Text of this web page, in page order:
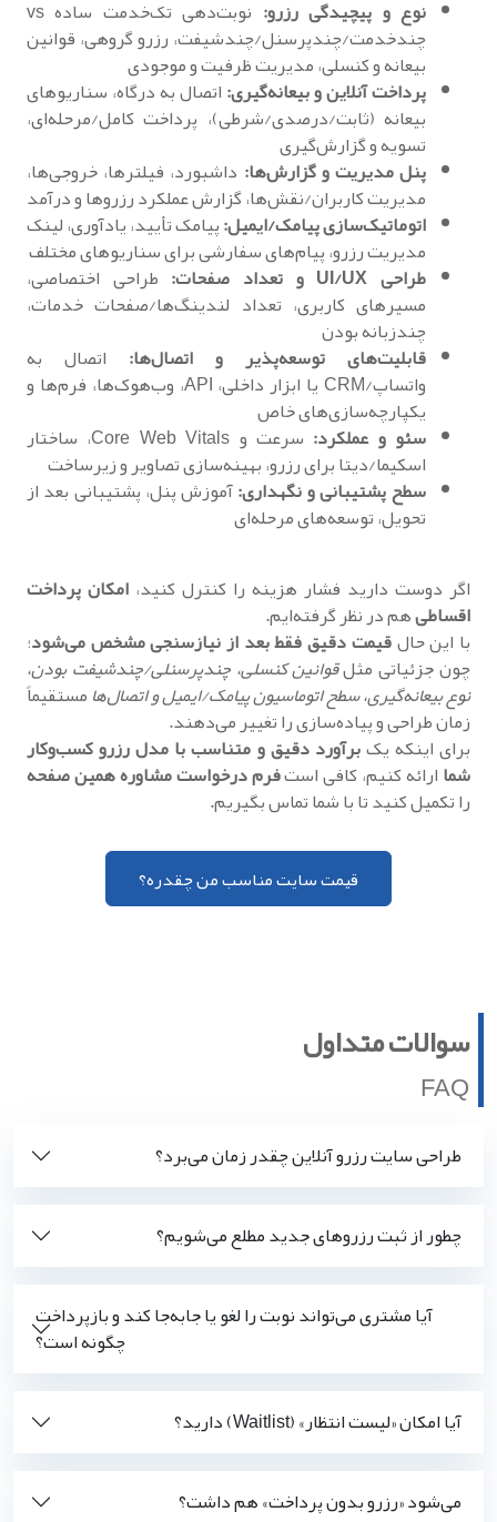
نوع و پیچیدگی رزرو: نوبت‌دهی تک‌خدمت ساده vs
چندخدمت/چندپرسنل/چندشیفت، رزرو گروهی، قوانین
بیعانه و کنسلی، مدیریت ظرفیت و موجودی
پرداخت آنلاین و بیعانه‌گیری:اتصال به درگاه، سناریوهای
بیعانه (ثابت/درصدی/شرطی)، پرداخت کامل/مرحله‌ای،
تسویه و گزارش‌گیری
پنل مدیریت و گزارش‌ها: داشبورد، فیلترها، خروجی‌ها،
مدیریت کاربران/نقش‌ها، گزارش عملکرد رزروها و درآمد
اتوماتیک‌سازی پیامک/ایمیل:پیامک تأیید، یادآوری، لینک
مدیریت رزرو، پیام‌های سفارشی برای سناریوهای مختلف
طراحی UI/UX و تعداد صفحات: طراحی اختصاصی،
مسیرهای کاربری، تعداد لندینگ‌ها/صفحات خدمات،
چندزبانه بودن
قابلیت‌های توسعه‌پذیر و اتصال‌ها: اتصال به
واتساپ/CRM یا ابزار داخلی، API، وب‌هوک‌ها، فرم‌ها و
یکپارچه‌سازی‌های خاص
سئو و عملکرد: سرعت و Core Web Vitals، ساختار
اسکیما/دیتا برای رزرو، بهینه‌سازی تصاویر و زیرساخت
سطح پشتیبانی و نگهداری:آموزش پنل، پشتیبانی بعد از
تحویل، توسعه‌های مرحله‌ای
اگر دوست دارید فشار هزینه را کنترل کنید، امکان پرداخت
اقساطیهم در نظر گرفته‌ایم.
با این حالقیمت دقیق فقط بعد از نیازسنجی مشخص می‌شود؛
چون جزئیاتی مثلقوانین کنسلی، چندپرسنلی/چندشیفت بودن،
نوع بیعانه‌گیری، سطح اتوماسیون پیامک/ایمیل و اتصال‌هامستقیماً
زمان طراحی و پیاده‌سازی را تغییر می‌دهند.
برای اینکه یکبرآورد دقیق و متناسب با مدل رزرو کسب‌وکار
شماارائه کنیم، کافی استفرم درخواست مشاوره همین صفحه
را تکمیل کنید تا با شما تماس بگیریم.
قیمت سایت مناسب من چقدره؟
سوالات متداول
FAQ
طراحی سایت رزرو آنلاین چقدر زمان می‌برد؟
چطور از ثبت رزروهای جدید مطلع می‌شویم؟
آیا مشتری می‌تواند نوبت را لغو یا جابه‌جا کند و بازپرداخت
چگونه است؟
آیا امکان «لیست انتظار» (Waitlist) دارید؟
می‌شود «رزرو بدون پرداخت» هم داشت؟